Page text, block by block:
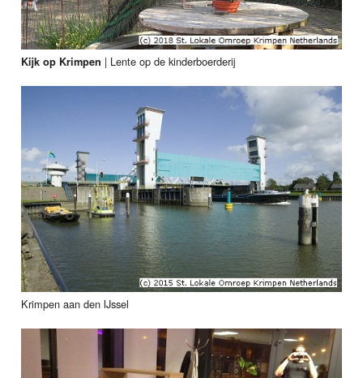
Kijk op Krimpen | Lente op de kinderboerderij
Krimpen aan den IJssel